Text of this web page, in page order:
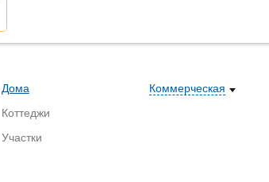
Дома
Коттеджи
Участки
Коммерческая